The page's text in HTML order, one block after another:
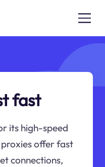
fast
its high-speed
offer fast
connections,